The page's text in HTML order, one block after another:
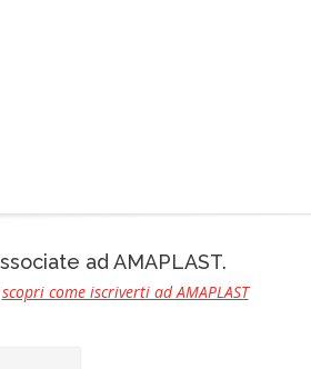
ad AMAPLAST.
scopri come iscriverti ad AMAPLAST